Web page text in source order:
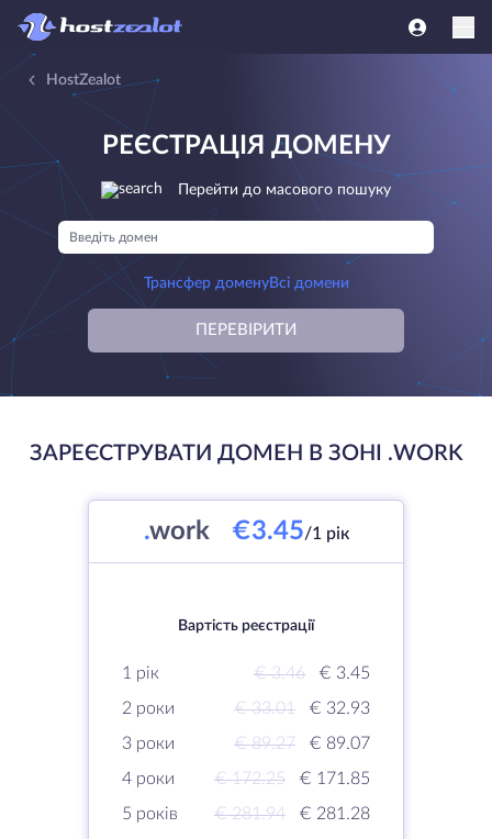
HostZealot
РЕЄСТРАЦІЯ ДОМЕНУ
Перейти до масового пошуку
Трансфер доменуВсі домени
ПЕРЕВІРИТИ
ЗАРЕЄСТРУВАТИ ДОМЕН В ЗОНІ .WORK
.work €3.45/1 рік
Вартість реєстрації
1 рік € 3.46
€ 3.45
2 роки
€ 33.01
€ 32.93
3 роки
€ 89.27
€ 89.07
4 роки
€ 172.25
€ 171.85
5 років
€ 281.94
€ 281.28